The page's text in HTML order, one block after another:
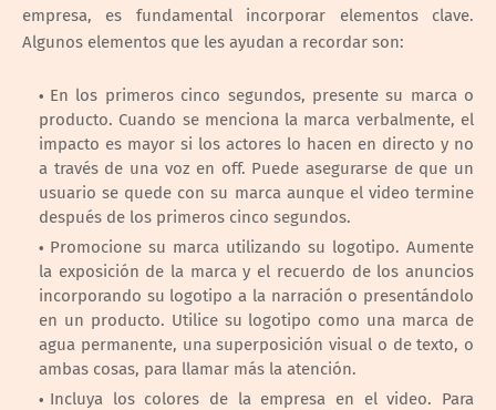
empresa, es fundamental incorporar elementos clave.
Algunos elementos que les ayudan a recordar son:
En los primeros cinco segundos, presente su marca o
producto. Cuando se menciona la marca verbalmente, el
impacto es mayor si los actores lo hacen en directo y no
a través de una voz en off. Puede asegurarse de que un
usuario se quede con su marca aunque el video termine
después de los primeros cinco segundos.
Promocione su marca utilizando su logotipo. Aumente
la exposición de la marca y el recuerdo de los anuncios
incorporando su logotipo a la narración o presentándolo
en un producto. Utilice su logotipo como una marca de
agua permanente, una superposición visual o de texto, o
ambas cosas, para llamar más la atención.
Incluya los colores de la empresa en el video. Para